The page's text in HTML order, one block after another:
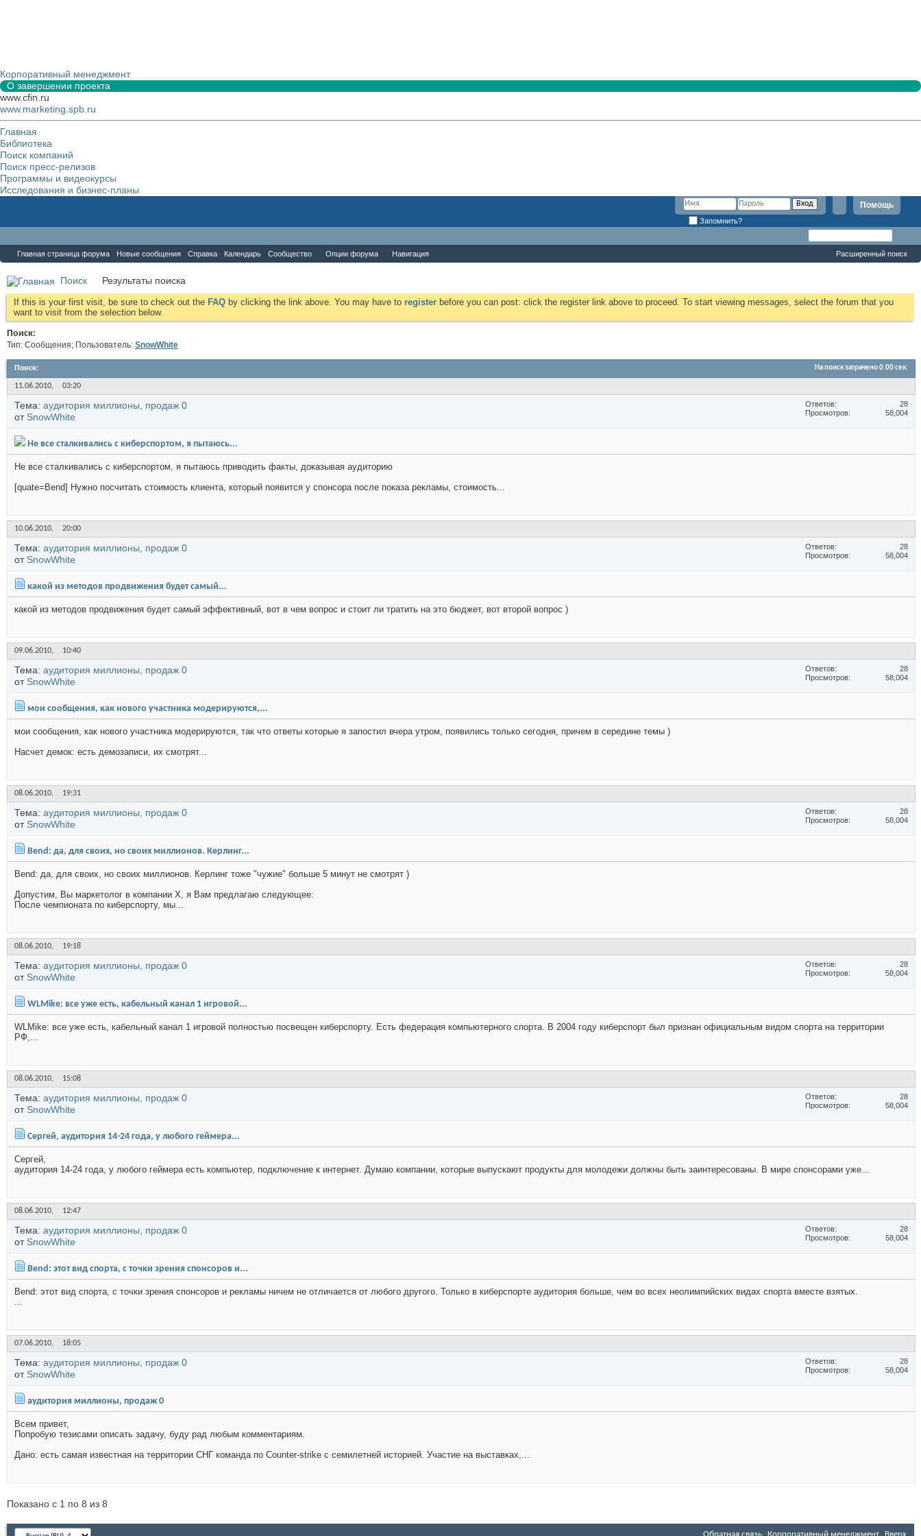
Корпоративный менеджмент
О завершении проекта
www.cfin.ru
www.marketing.spb.ru
Главная
Библиотека
Поиск компаний
Поиск пресс-релизов
Программы и видеокурсы
Исследования и бизнес-планы
Помощь
Запомнить?
Главная страница форума Новые сообщения Справка Календарь Сообщество Опции форума Навигация Расширенный поиск
Поиск Результаты поиска
If this is your first visit, be sure to check out the FAQ by clicking the link above. You may have to register before you can post: click the register link above to proceed. To start viewing messages, select the forum that you
want to visit from the selection below.
Поиск:
Тип: Сообщения; Пользователь: SnowWhite
Поиск: На поиск затрачено0.00сек.
11.06.2010, 03:20
Тема: аудитория миллионы, продаж 0
от SnowWhite
Ответов
28
Просмотров
58,004
Не все сталкивались с киберспортом, я пытаюсь...
Не все сталкивались с киберспортом, я пытаюсь приводить факты, доказывая аудиторию
[quate=Bend] Нужно посчитать стоимость клиента, который появится у спонсора после показа рекламы, стоимость...
10.06.2010, 20:00
Тема: аудитория миллионы, продаж 0
от SnowWhite
Ответов
28
Просмотров
58,004
какой из методов продвижения будет самый...
какой из методов продвижения будет самый эффективный, вот в чем вопрос и стоит ли тратить на это бюджет, вот второй вопрос )
09.06.2010, 10:40
Тема: аудитория миллионы, продаж 0
от SnowWhite
Ответов
28
Просмотров
58,004
мои сообщения, как нового участника модерируются,...
мои сообщения, как нового участника модерируются, так что ответы которые я запостил вчера утром, появились только сегодня, причем в середине темы )
Насчет демок: есть демозаписи, их смотрят...
08.06.2010, 19:31
Тема: аудитория миллионы, продаж 0
от SnowWhite
Ответов
28
Просмотров
58,004
Bend: да, для своих, но своих миллионов. Керлинг...
Bend: да, для своих, но своих миллионов. Керлинг тоже "чужие" больше 5 минут не смотрят )
Допустим, Вы маркетолог в компании Х, я Вам предлагаю следующее:
После чемпионата по киберспорту, мы...
08.06.2010, 19:18
Тема: аудитория миллионы, продаж 0
от SnowWhite
Ответов
28
Просмотров
58,004
WLMike: все уже есть, кабельный канал 1 игровой...
WLMike: все уже есть, кабельный канал 1 игровой полностью посвещен киберспорту. Есть федерация компьютерного спорта. В 2004 году киберспорт был признан официальным видом спорта на территории
РФ,...
08.06.2010, 15:08
Тема: аудитория миллионы, продаж 0
от SnowWhite
Ответов
28
Просмотров
58,004
Сергей, аудитория 14-24 года, у любого геймера...
Сергей,
аудитория 14-24 года, у любого геймера есть компьютер, подключение к интернет. Думаю компании, которые выпускают продукты для молодежи должны быть заинтересованы. В мире спонсорами уже...
08.06.2010, 12:47
Тема: аудитория миллионы, продаж 0
от SnowWhite
Ответов
28
Просмотров
58,004
Bend: этот вид спорта, с точки зрения спонсоров и...
Bend: этот вид спорта, с точки зрения спонсоров и рекламы ничем не отличается от любого другого. Только в киберспорте аудитория больше, чем во всех неолимпийских видах спорта вместе взятых.
...
07.06.2010, 18:05
Тема: аудитория миллионы, продаж 0
от SnowWhite
Ответов
28
Просмотров
58,004
аудитория миллионы, продаж 0
Всем привет,
Попробую тезисами описать задачу, буду рад любым комментариям.
Дано: есть самая известная на территории СНГ команда по Counter-strike с семилетней историей. Участие на выставках,...
Показано с 1 по 8 из 8